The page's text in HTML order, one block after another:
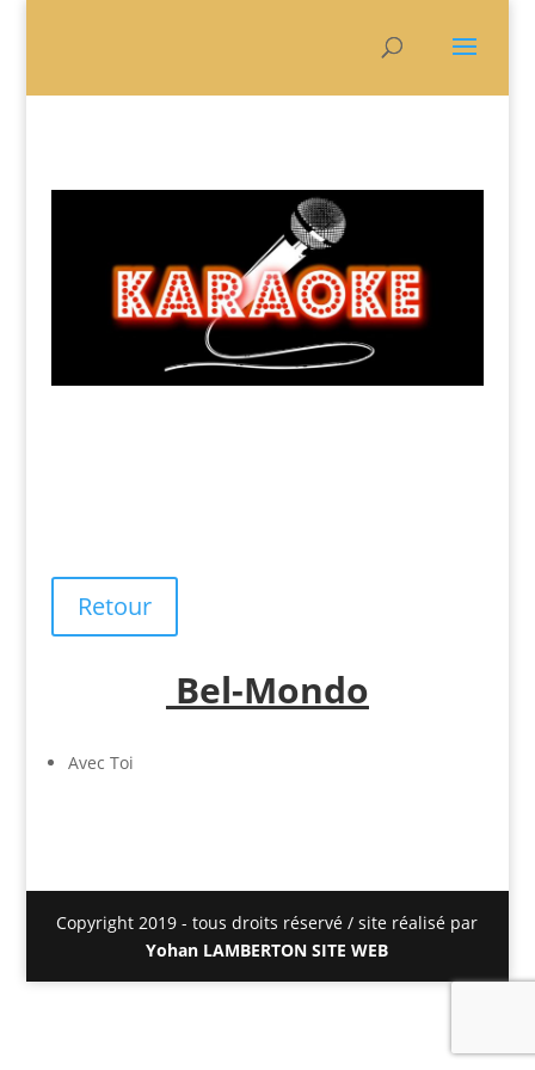
Retour
Bel-Mondo
Avec Toi
Copyright 2019 - tous droits réservé / site réalisé par
Yohan LAMBERTON SITE WEB